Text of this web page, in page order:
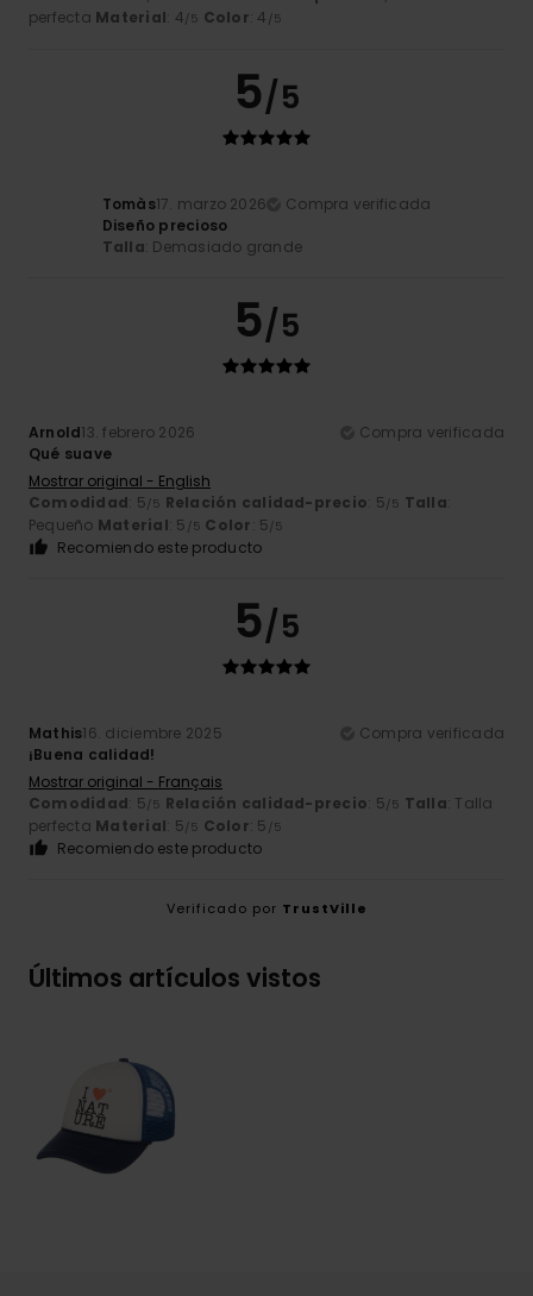
perfecta Material: 4/5 Color: 4 /5
5/5
Tomàs17. marzo 2026
Compra verificada
Diseño precioso
Talla: Demasiado grande
5/5
Arnold13. febrero 2026
Compra verificada
Qué suave
Mostrar original - English
Comodidad: 5/5 Relación calidad-precio: 5/5 Talla:
Pequeño Material: 5 /5 Color: 5/5
Recomiendo este producto
5/5
Mathis16. diciembre 2025
Compra verificada
¡Buena calidad!
Mostrar original - Français
Comodidad: 5/5 Relación calidad-precio: 5/5 Talla: Talla
perfecta Material: 5/5 Color: 5 /5
Recomiendo este producto
Verificado por TrustVille
Últimos artículos vistos